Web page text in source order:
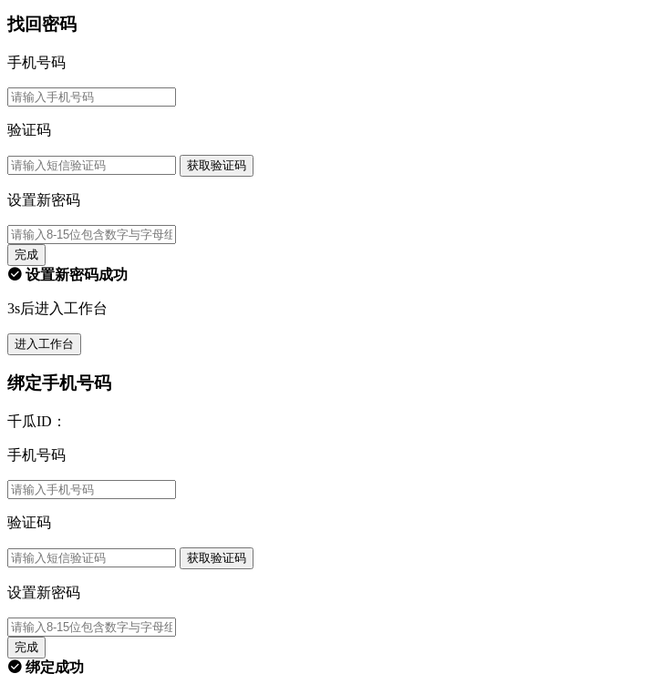
找回密码
手机号码
验证码
获取验证码
设置新密码
完成
设置新密码成功
3s后进入工作台
进入工作台
绑定手机号码
千瓜ID：
手机号码
验证码
获取验证码
设置新密码
完成
绑定成功